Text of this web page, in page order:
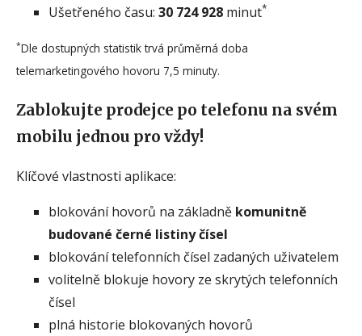
Ušetřeného času: 30 724 928 minut*
*Dle dostupných statistik trvá průměrná doba
telemarketingového hovoru 7,5 minuty.
Zablokujte prodejce po telefonu na svém
mobilu jednou pro vždy!
Klíčové vlastnosti aplikace:
blokování hovorů na základně komunitně
budované černé listiny čísel
blokování telefonních čísel zadaných uživatelem
volitelně blokuje hovory ze skrytých telefonních
čísel
plná historie blokovaných hovorů